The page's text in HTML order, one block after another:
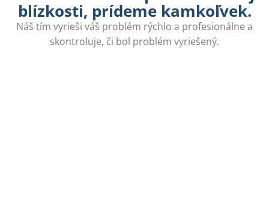
blízkosti, prídeme kamkoľvek.
Náš tím vyrieši váš problém rýchlo a profesionálne a
skontroluje, či bol problém vyriešený.